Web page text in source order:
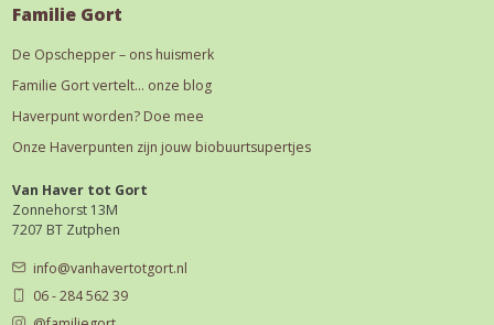
Familie Gort
De Opschepper – ons huismerk
Familie Gort vertelt… onze blog
Haverpunt worden? Doe mee
Onze Haverpunten zijn jouw biobuurtsupertjes
Van Haver tot Gort
Zonnehorst 13M
7207 BT Zutphen
info@vanhavertotgort.nl
06 - 284 562 39